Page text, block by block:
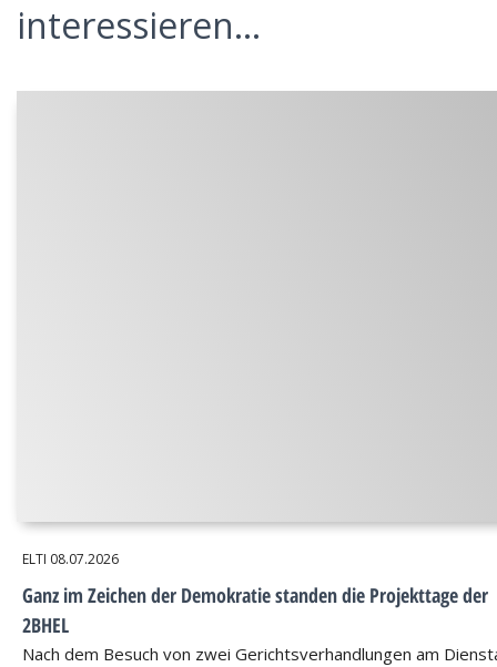
interessieren...
ELTI 08.07.2026
Ganz im Zeichen der Demokratie standen die Projekttage der
2BHEL
Nach dem Besuch von zwei Gerichtsverhandlungen am